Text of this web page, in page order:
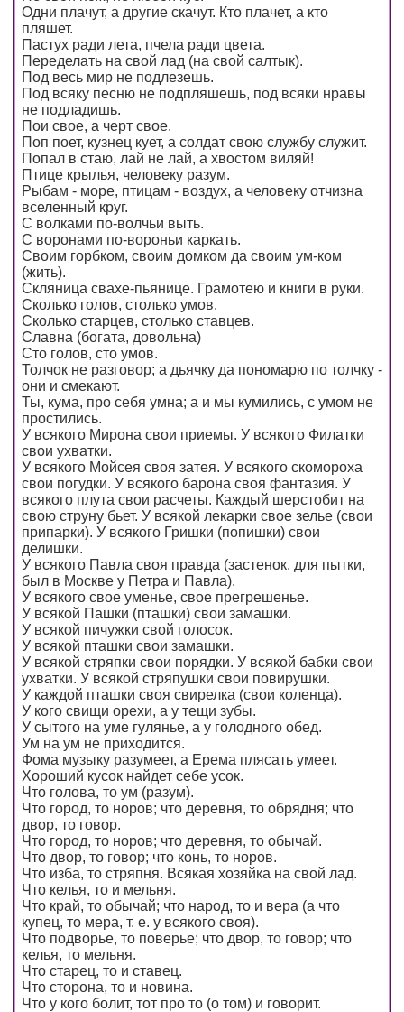
Одни плачут, а другие скачут. Кто плачет, а кто
пляшет.
Пастух ради лета, пчела ради цвета.
Переделать на свой лад (на свой салтык).
Под весь мир не подлезешь.
Под всяку песню не подпляшешь, под всяки нравы
не подладишь.
Пои свое, а черт свое.
Поп поет, кузнец кует, а солдат свою службу служит.
Попал в стаю, лай не лай, а хвостом виляй!
Птице крылья, человеку разум.
Рыбам - море, птицам - воздух, а человеку отчизна
вселенный круг.
С волками по-волчьи выть.
С воронами по-вороньи каркать.
Своим горбком, своим домком да своим ум-ком
(жить).
Скляница свахе-пьянице. Грамотею и книги в руки.
Сколько голов, столько умов.
Сколько старцев, столько ставцев.
Славна (богата, довольна)
Сто голов, сто умов.
Толчок не разговор; а дьячку да пономарю по толчку -
они и смекают.
Ты, кума, про себя умна; а и мы кумились, с умом не
простились.
У всякого Мирона свои приемы. У всякого Филатки
свои ухватки.
У всякого Мойсея своя затея. У всякого скомороха
свои погудки. У всякого барона своя фантазия. У
всякого плута свои расчеты. Каждый шерстобит на
свою струну бьет. У всякой лекарки свое зелье (свои
припарки). У всякого Гришки (попишки) свои
делишки.
У всякого Павла своя правда (застенок, для пытки,
был в Москве у Петра и Павла).
У всякого свое уменье, свое прегрешенье.
У всякой Пашки (пташки) свои замашки.
У всякой пичужки свой голосок.
У всякой пташки свои замашки.
У всякой стряпки свои порядки. У всякой бабки свои
ухватки. У всякой стряпушки свои повирушки.
У каждой пташки своя свирелка (свои коленца).
У кого свищи орехи, а у тещи зубы.
У сытого на уме гулянье, а у голодного обед.
Ум на ум не приходится.
Фома музыку разумеет, а Ерема плясать умеет.
Хороший кусок найдет себе усок.
Что голова, то ум (разум).
Что город, то норов; что деревня, то обрядня; что
двор, то говор.
Что город, то норов; что деревня, то обычай.
Что двор, то говор; что конь, то норов.
Что изба, то стряпня. Всякая хозяйка на свой лад.
Что келья, то и мельня.
Что край, то обычай; что народ, то и вера (а что
купец, то мера, т. е. у всякого своя).
Что подворье, то поверье; что двор, то говор; что
келья, то мельня.
Что старец, то и ставец.
Что сторона, то и новина.
Что у кого болит, тот про то (о том) и говорит.